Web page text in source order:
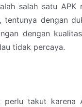
salah satu APK
dengan
dengan
tidak percaya.
takut karena